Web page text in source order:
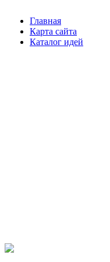
Главная
Карта сайта
Каталог идей